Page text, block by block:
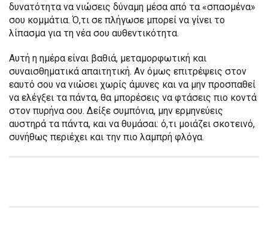
δυνατότητα να νιώσεις δύναμη μέσα από τα «σπασμένα»
σου κομμάτια. Ό,τι σε πλήγωσε μπορεί να γίνει το
λίπασμα για τη νέα σου αυθεντικότητα.
Αυτή η ημέρα είναι βαθιά, μεταμορφωτική και
συναισθηματικά απαιτητική. Αν όμως επιτρέψεις στον
εαυτό σου να νιώσει χωρίς άμυνες και να μην προσπαθεί
να ελέγξει τα πάντα, θα μπορέσεις να φτάσεις πιο κοντά
στον πυρήνα σου. Δείξε συμπόνια, μην ερμηνεύεις
αυστηρά τα πάντα, και να θυμάσαι: ό,τι μοιάζει σκοτεινό,
συνήθως περιέχει και την πιο λαμπρή φλόγα.